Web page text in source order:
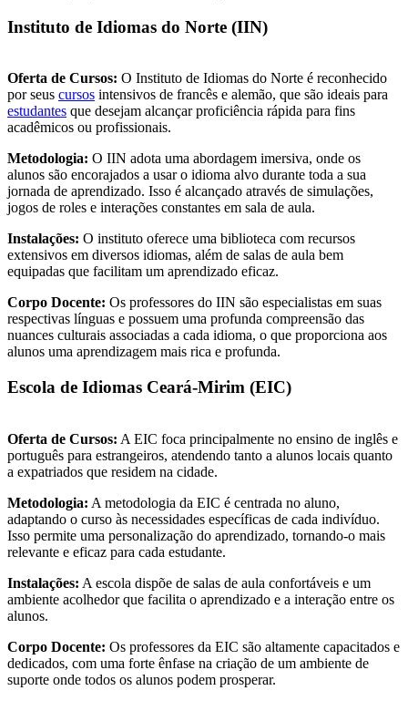
Instituto de Idiomas do Norte (IIN)
Oferta de Cursos: O Instituto de Idiomas do Norte é reconhecido
por seus cursos intensivos de francês e alemão, que são ideais para
estudantes que desejam alcançar proficiência rápida para fins
acadêmicos ou profissionais.
Metodologia: O IIN adota uma abordagem imersiva, onde os
alunos são encorajados a usar o idioma alvo durante toda a sua
jornada de aprendizado. Isso é alcançado através de simulações,
jogos de roles e interações constantes em sala de aula.
Instalações: O instituto oferece uma biblioteca com recursos
extensivos em diversos idiomas, além de salas de aula bem
equipadas que facilitam um aprendizado eficaz.
Corpo Docente: Os professores do IIN são especialistas em suas
respectivas línguas e possuem uma profunda compreensão das
nuances culturais associadas a cada idioma, o que proporciona aos
alunos uma aprendizagem mais rica e profunda.
Escola de Idiomas Ceará-Mirim (EIC)
Oferta de Cursos: A EIC foca principalmente no ensino de inglês e
português para estrangeiros, atendendo tanto a alunos locais quanto
a expatriados que residem na cidade.
Metodologia: A metodologia da EIC é centrada no aluno,
adaptando o curso às necessidades específicas de cada indivíduo.
Isso permite uma personalização do aprendizado, tornando-o mais
relevante e eficaz para cada estudante.
Instalações: A escola dispõe de salas de aula confortáveis e um
ambiente acolhedor que facilita o aprendizado e a interação entre os
alunos.
Corpo Docente: Os professores da EIC são altamente capacitados e
dedicados, com uma forte ênfase na criação de um ambiente de
suporte onde todos os alunos podem prosperar.